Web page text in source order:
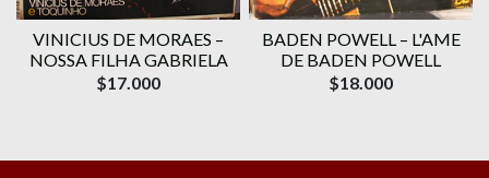
VINICIUS DE MORAES ‎–
NOSSA FILHA GABRIELA
$17.000
BADEN POWELL ‎– L'AME
DE BADEN POWELL
$18.000